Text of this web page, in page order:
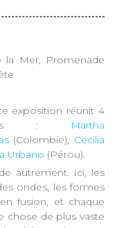
la Mer, Promenade
exposition réunit 4
:
Martha
(Colombie), Cecilia
Urbano (Pérou).
autrement. Ici, les
ondes, les formes
fusion, et chaque
chose de plus vaste